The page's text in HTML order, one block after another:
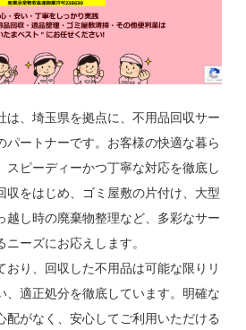
は、埼玉県を拠点に、不用品回収サー
パートナーです。お客様の快適な暮ら
スピーディーかつ丁寧な対応を徹底し
収をはじめ、ゴミ屋敷の片付け、大型
越し時の廃棄物整理など、多彩なサー
ーズにお応えします。
おり、回収した不用品は可能な限りリ
、適正処分を徹底しています。明確な
配がなく、安心してご利用いただける